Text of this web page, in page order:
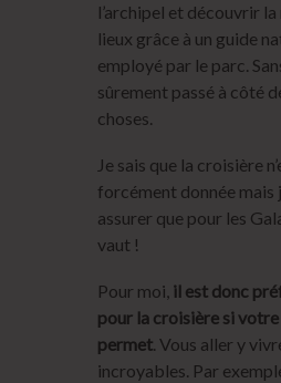
l’archipel et découvrir la
lieux grâce à un guide
employé par le parc.
sûrement passé à côté
choses.
Je sais que la croisière
forcément donnée mais
assurer que pour les
vaut !
Pour moi, il est donc
pour la croisière si
permet. Vous aller y
incroyables. Par